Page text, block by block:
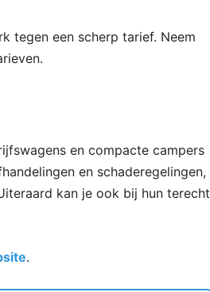
tegen een scherp tarief. Neem
en compacte campers
en schaderegelingen,
kan je ook bij hun terecht
.